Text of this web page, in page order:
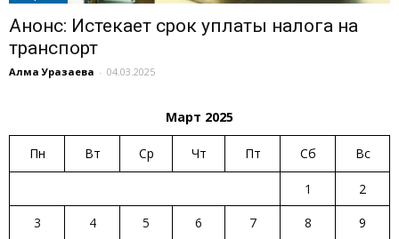
Анонс: Истекает срок уплаты налога на
транспорт
Алма Уразаева - 04.03.2025
Март 2025
Пн Вт Ср Чт Пт Сб Вс
1
2
3
4 5 6 7 8
9